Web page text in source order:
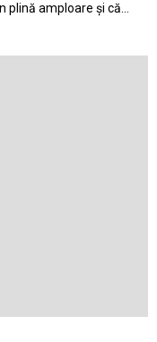
plină amploare și că…